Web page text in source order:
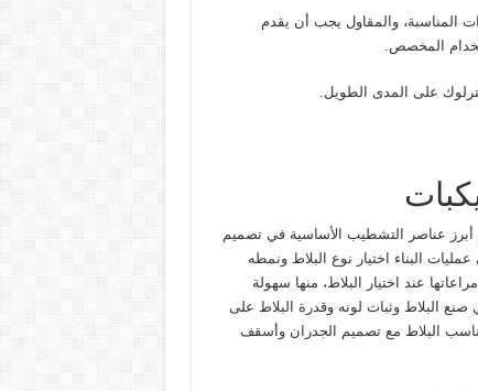
المناسبة، والمقاول يجب أن يقدم
المخصص.
على المدى الطويل.
أبرز عناصر التشطيب الأساسية في تصميم
البناء اختيار نوع البلاط ونمطه
عند اختيار البلاط، منها سهولة
البلاط وثبات لونه وقدرة البلاط على
البلاط مع تصميم الجدران وأسقف